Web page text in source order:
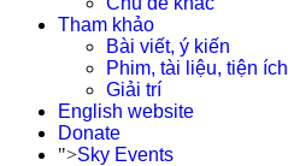
Tham khảo
Bài viết, ý kiến
Phim, tài liệu, tiện ích
Giải trí
English website
Donate
">Sky Events